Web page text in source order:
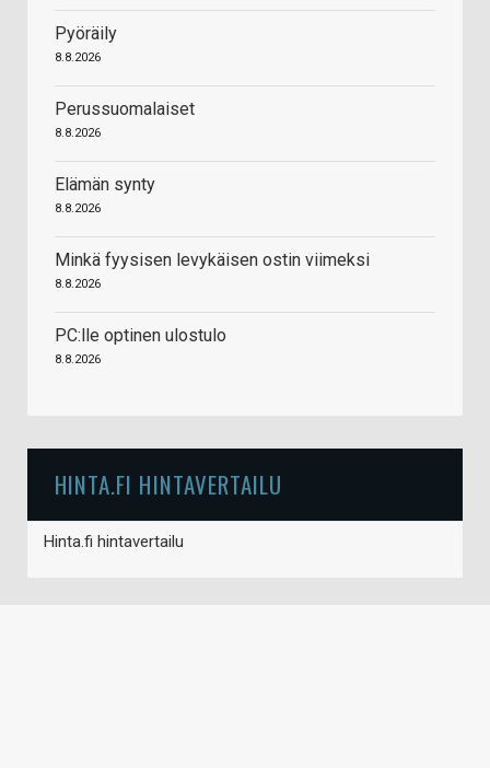
Pyöräily
8.8.2026
Perussuomalaiset
8.8.2026
Elämän synty
8.8.2026
Minkä fyysisen levykäisen ostin viimeksi
8.8.2026
PC:lle optinen ulostulo
8.8.2026
HINTA.FI HINTAVERTAILU
Hinta.fi hintavertailu